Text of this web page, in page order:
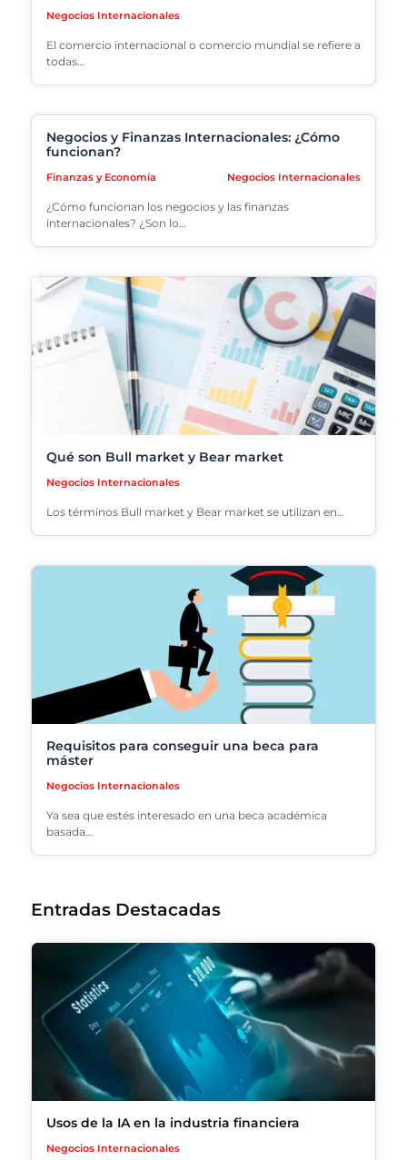
Negocios Internacionales
El comercio internacional o comercio mundial se refiere a
todas…
Negocios y Finanzas Internacionales: ¿Cómo
funcionan?
Finanzas y Economía Negocios Internacionales
¿Cómo funcionan los negocios y las finanzas
internacionales? ¿Son lo…
Qué son Bull market y Bear market
Negocios Internacionales
Los términos Bull market y Bear market se utilizan en…
Requisitos para conseguir una beca para
máster
Negocios Internacionales
Ya sea que estés interesado en una beca académica
basada…
Entradas Destacadas
Usos de la IA en la industria financiera
Negocios Internacionales